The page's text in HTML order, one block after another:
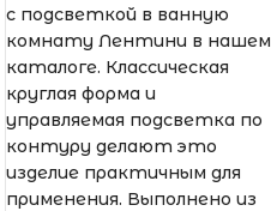
с подсветкой в ванную
комнату Лентини в нашем
каталоге. Классическая
круглая форма и
управляемая подсветка по
контуру делают это
изделие практичным для
применения. Выполнено из